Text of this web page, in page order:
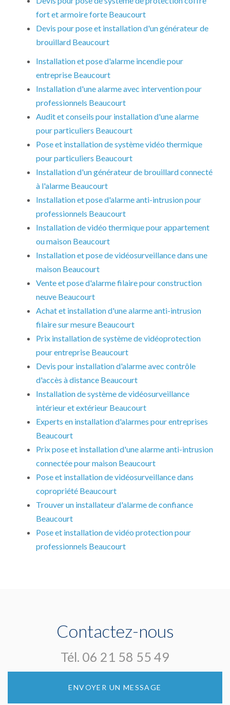
fort et armoire forte Beaucourt
Devis pour pose et installation d'un générateur de
brouillard Beaucourt
Installation et pose d'alarme incendie pour
entreprise Beaucourt
Installation d'une alarme avec intervention pour
professionnels Beaucourt
Audit et conseils pour installation d'une alarme
pour particuliers Beaucourt
Pose et installation de système vidéo thermique
pour particuliers Beaucourt
Installation d'un générateur de brouillard connecté
à l'alarme Beaucourt
Installation et pose d'alarme anti-intrusion pour
professionnels Beaucourt
Installation de vidéo thermique pour appartement
ou maison Beaucourt
Installation et pose de vidéosurveillance dans une
maison Beaucourt
Vente et pose d'alarme filaire pour construction
neuve Beaucourt
Achat et installation d'une alarme anti-intrusion
filaire sur mesure Beaucourt
Prix installation de système de vidéoprotection
pour entreprise Beaucourt
Devis pour installation d'alarme avec contrôle
d'accès à distance Beaucourt
Installation de système de vidéosurveillance
intérieur et extérieur Beaucourt
Experts en installation d'alarmes pour entreprises
Beaucourt
Prix pose et installation d'une alarme anti-intrusion
connectée pour maison Beaucourt
Pose et installation de vidéosurveillance dans
copropriété Beaucourt
Trouver un installateur d'alarme de confiance
Beaucourt
Pose et installation de vidéo protection pour
professionnels Beaucourt
Contactez-nous
Tél. 06 21 58 55 49
ENVOYER UN MESSAGE